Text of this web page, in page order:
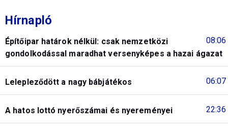
Hírnapló
08:06
Építőipar határok nélkül: csak nemzetközi
gondolkodással maradhat versenyképes a hazai ágazat
06:07
Lelepleződött a nagy bábjátékos
22:36
A hatos lottó nyerőszámai és nyereményei